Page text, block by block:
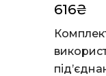
616₴